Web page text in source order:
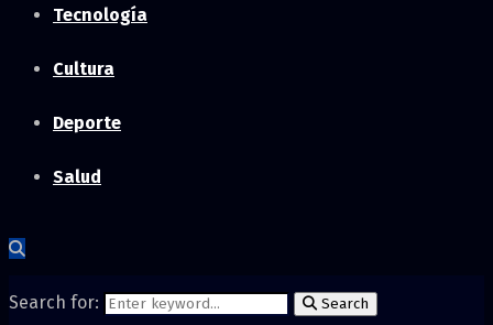
Tecnología
Cultura
Deporte
Salud
Search for: Search